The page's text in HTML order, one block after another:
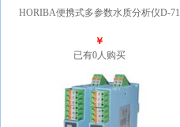
HORIBA便携式多参数水质分析仪D-71
￥
已有0人购买